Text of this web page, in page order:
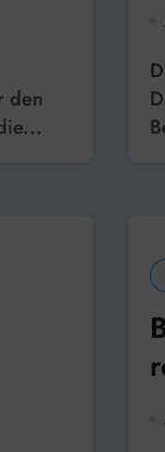
den
Die Stadt Bad Pyrmont sucht noch